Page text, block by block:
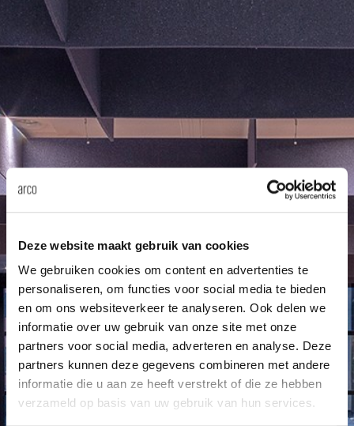
Deze website maakt gebruik van cookies
We gebruiken cookies om content en advertenties te
personaliseren, om functies voor social media te bieden
en om ons websiteverkeer te analyseren. Ook delen we
informatie over uw gebruik van onze site met onze
partners voor social media, adverteren en analyse. Deze
partners kunnen deze gegevens combineren met andere
informatie die u aan ze heeft verstrekt of die ze hebben
verzameld op basis van uw gebruik van hun services.
oval
local
vision
cm21
cm22
Collection
raw
jorre
ivan
dick
About Arco